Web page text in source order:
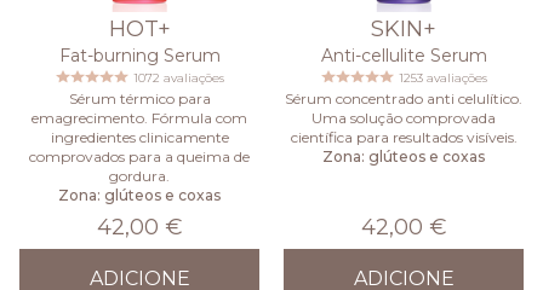
HOT+
Fat-burning Serum
1072 avaliações
Sérum térmico para
emagrecimento. Fórmula com
ingredientes clinicamente
comprovados para a queima de
gordura.
Zona: glúteos e coxas
42,00 €
ADICIONE
SKIN+
Anti-cellulite Serum
1253 avaliações
Sérum concentrado anti celulítico.
Uma solução comprovada
científica para resultados visíveis.
Zona: glúteos e coxas
42,00 €
ADICIONE